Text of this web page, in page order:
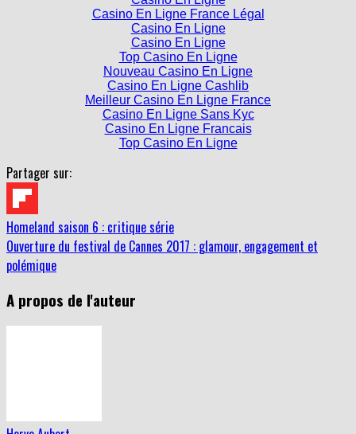
Casino En Ligne
Casino En Ligne France Légal
Casino En Ligne
Casino En Ligne
Top Casino En Ligne
Nouveau Casino En Ligne
Casino En Ligne Cashlib
Meilleur Casino En Ligne France
Casino En Ligne Sans Kyc
Casino En Ligne Francais
Top Casino En Ligne
Partager sur:
Homeland saison 6 : critique série
Ouverture du festival de Cannes 2017 : glamour, engagement et
polémique
A propos de l'auteur